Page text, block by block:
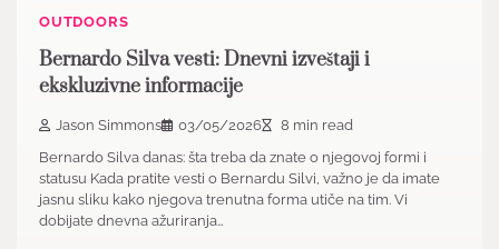
OUTDOORS
Bernardo Silva vesti: Dnevni izveštaji i
ekskluzivne informacije
Jason Simmons 03/05/2026
8 min read
Bernardo Silva danas: šta treba da znate o njegovoj formi i
statusu Kada pratite vesti o Bernardu Silvi, važno je da imate
jasnu sliku kako njegova trenutna forma utiče na tim. Vi
dobijate dnevna ažuriranja…